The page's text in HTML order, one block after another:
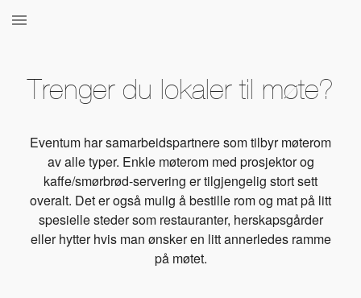
Trenger du lokaler til møte?
Eventum har samarbeidspartnere som tilbyr møterom
av alle typer. Enkle møterom med prosjektor og
kaffe/smørbrød-servering er tilgjengelig stort sett
overalt. Det er også mulig å bestille rom og mat på litt
spesielle steder som restauranter, herskapsgårder
eller hytter hvis man ønsker en litt annerledes ramme
på møtet.